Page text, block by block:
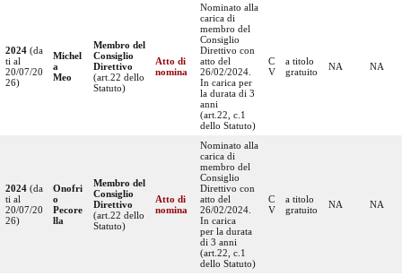
2024(da
ti al
20/07/20
26)
Michel
a
Meo
Membro del
Consiglio
Direttivo
(art.22 dello
Statuto)
Atto di
nomina
Nominato alla
carica di
membro del
Consiglio
Direttivo con
atto del
26/02/2024.
In carica per
la durata di 3
anni
(art.22, c.1
dello Statuto)
C
V
a titolo
gratuito
NA NA
2024(da
ti al
20/07/20
26)
Onofri
o
Pecore
lla
Membro del
Consiglio
Direttivo
(art.22 dello
Statuto)
Atto di
nomina
Nominato alla
carica di
membro del
Consiglio
Direttivo con
atto del
26/02/2024.
In carica
per la durata
di 3 anni
(art.22, c.1
dello Statuto)
C
V
a titolo
gratuito
NA NA